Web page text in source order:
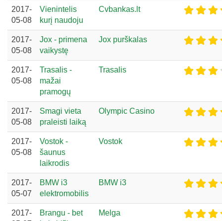
2017-
05-08
Vienintelis
kurį naudoju
Cvbankas.lt
2017-
05-08
Jox - primena
vaikystę
Jox purškalas
2017-
05-08
Trasalis -
mažai
pramogų
Trasalis
2017-
05-08
Smagi vieta
praleisti laiką
Olympic Casino
2017-
05-08
Vostok -
šaunus
laikrodis
Vostok
2017-
05-07
BMW i3
elektromobilis
BMW i3
2017-
Brangu - bet
Melga